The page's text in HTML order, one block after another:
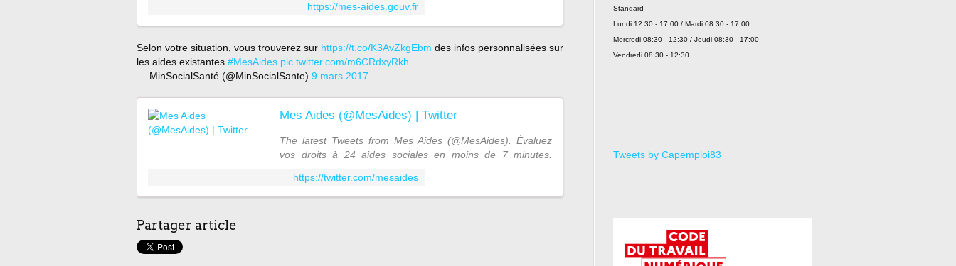
https://mes-aides.gouv.fr
Selon votre situation, vous trouverez sur https://t.co/K3AvZkgEbm des infos personnalisées sur
les aides existantes #MesAides pic.twitter.com/m6CRdxyRkh
— MinSocialSanté (@MinSocialSante) 9 mars 2017
Mes Aides (@MesAides) | Twitter
The latest Tweets from Mes Aides (@MesAides). Évaluez
vos droits à 24 aides sociales en moins de 7 minutes.
https://twitter.com/mesaides
Partager article
Standard
Lundi 12:30 - 17:00 / Mardi 08:30 - 17:00
Mercredi 08:30 - 12:30 / Jeudi 08:30 - 17:00
Vendredi 08:30 - 12:30
Tweets by Capemploi83